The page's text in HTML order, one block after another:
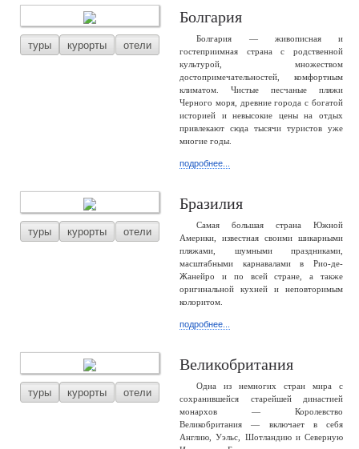
туры курорты отели
Болгария
Болгария — живописная и
гостеприимная страна с родственной
культурой, множеством
достопримечательностей, комфортным
климатом. Чистые песчаные пляжи
Черного моря, древние города с богатой
историей и невысокие цены на отдых
привлекают сюда тысячи туристов уже
многие годы.
подробнее...
туры курорты отели
Бразилия
Самая большая страна Южной
Америки, известная своими шикарными
пляжами, шумными праздниками,
масштабными карнавалами в Рио-де-
Жанейро и по всей стране, а также
оригинальной кухней и неповторимым
колоритом.
подробнее...
туры курорты отели
Великобритания
Одна из немногих стран мира с
сохранившейся старейшей династией
монархов — Королевство
Великобритания — включает в себя
Англию, Уэльс, Шотландию и Северную